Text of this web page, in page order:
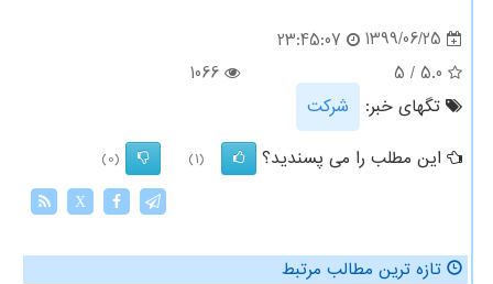
1399/06/25
23:45:07
5.0
/
5
1066
تگهای خبر:
شركت
این مطلب را می پسندید؟
(1)
(0)
X
تازه ترین مطالب مرتبط